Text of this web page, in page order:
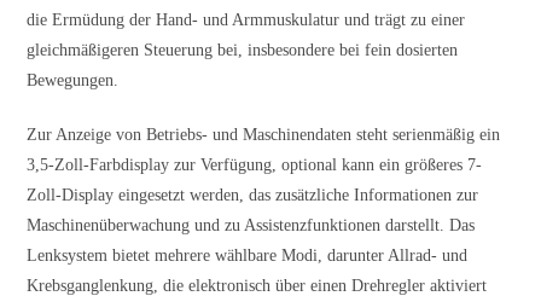
die Ermüdung der Hand- und Armmuskulatur und trägt zu einer
gleichmäßigeren Steuerung bei, insbesondere bei fein dosierten
Bewegungen.
Zur Anzeige von Betriebs- und Maschinendaten steht serienmäßig ein
3,5-Zoll-Farbdisplay zur Verfügung, optional kann ein größeres 7-
Zoll-Display eingesetzt werden, das zusätzliche Informationen zur
Maschinenüberwachung und zu Assistenzfunktionen darstellt. Das
Lenksystem bietet mehrere wählbare Modi, darunter Allrad- und
Krebsganglenkung, die elektronisch über einen Drehregler aktiviert